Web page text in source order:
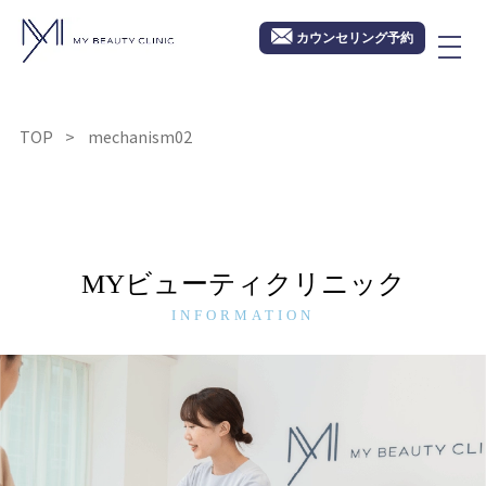
カウンセリング予約
TOP mechanism02
MYビューティクリニック
INFORMATION